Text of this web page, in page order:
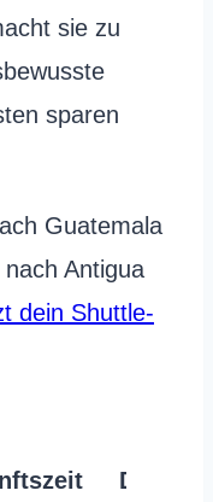
sie zu
sparen
Guatemala
Antigua
dein Shuttle-
Dauer